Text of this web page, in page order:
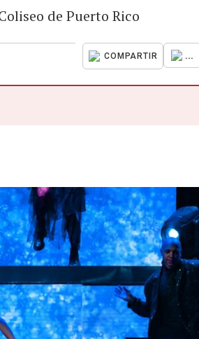
de Puerto Rico
COMPARTIR ...